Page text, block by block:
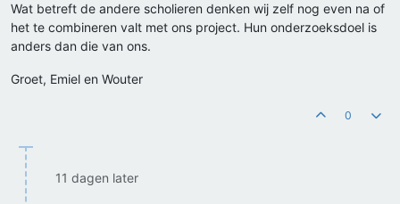
Wat betreft de andere scholieren denken wij zelf nog even na of
het te combineren valt met ons project. Hun onderzoeksdoel is
anders dan die van ons.
Groet, Emiel en Wouter
0
11 dagen later